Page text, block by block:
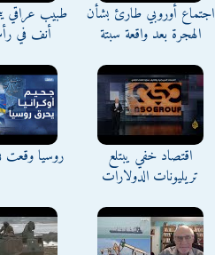
اجتماع أوروبي طارئ بشأن
الهجرة بعد واقعة سبتة
طبيب عراقي
أنف في
اقتصاد خفي يبتلع
تريليونات الدولارات
روسيا وقعت